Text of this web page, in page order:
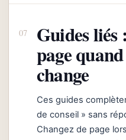
Guides liés
page
change
Ces guides
de conseil » sans
Changez de page